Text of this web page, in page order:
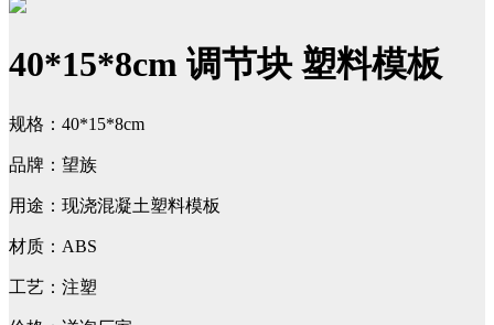
40*15*8cm 调节块 塑料模板
规格：40*15*8cm
品牌：望族
用途：现浇混凝土塑料模板
材质：ABS
工艺：注塑